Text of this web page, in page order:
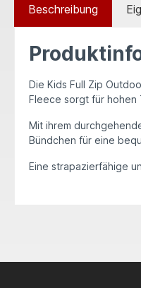
Beschreibung
Die Kids Full Zip
Fleece sorgt für hohen
Mit ihrem
Bündchen für eine
Eine strapazierfähige